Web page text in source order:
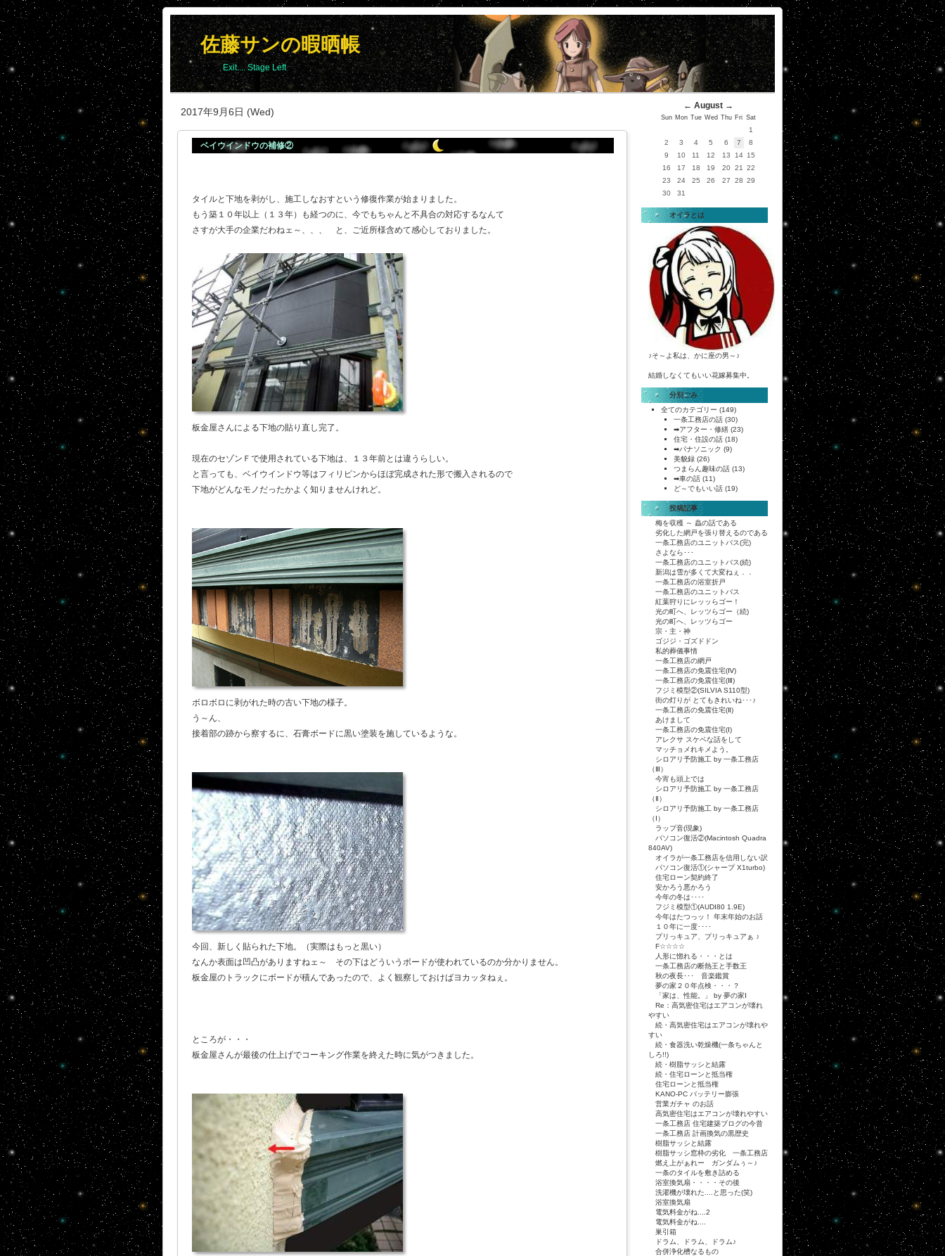
掲示
佐藤サンの暇晒帳
Exit.... Stage Left
2017年9月6日 (Wed)
ベイウインドウの補修②
タイルと下地を剥がし、施工しなおすという修復作業が始まりました。
もう築１０年以上（１３年）も経つのに、今でもちゃんと不具合の対応するなんて
さすが大手の企業だわねェ～、、、 と、ご近所様含めて感心しておりました。
板金屋さんによる下地の貼り直し完了。
現在のセゾンＦで使用されている下地は、１３年前とは違うらしい。
と言っても、ベイウインドウ等はフィリピンからほぼ完成された形で搬入されるので
下地がどんなモノだったかよく知りませんけれど。
ボロボロに剥がれた時の古い下地の様子。
う～ん、
接着部の跡から察するに、石膏ボードに黒い塗装を施しているような。
今回、新しく貼られた下地。（実際はもっと黒い）
なんか表面は凹凸がありますねェ～ その下はどういうボードが使われているのか分かりません。
板金屋のトラックにボードが積んであったので、よく観察しておけばヨカッタねぇ。
ところが・・・
板金屋さんが最後の仕上げでコーキング作業を終えた時に気がつきました。
← August→
Sun Mon Tue Wed Thu Fri Sat
1
2
3 4 5 6 7
8
9
10 11 12 13 14 15
16
17 18 19 20 21
22
23
24 25 26 27 28 29
30
31
オイラとは
♪そ～よ私は、かに座の男～♪
結婚しなくてもいい花嫁募集中。
分別ごみ
全てのカテゴリー (149)
一条工務店の話 (30)
➡アフター・修繕 (23)
住宅・住設の話 (18)
➡パナソニック (9)
美貌録 (26)
つまらん趣味の話 (13)
➡車の話 (11)
ど～でもいい話 (19)
投稿記事
梅を収穫 ～ 蟲の話である
劣化した網戸を張り替えるのである
一条工務店のユニットバス(完)
さよなら･･･
一条工務店のユニットバス(続)
新潟は雪が多くて大変ねぇ．．
一条工務店の浴室折戸
一条工務店のユニットバス
紅葉狩りにレッッらゴー！
光の町へ、レッツらゴー（続)
光の町へ、レッツらゴー
宗・主・神
ゴジジ・ゴズドドン
私的葬儀事情
一条工務店の網戸
一条工務店の免震住宅(Ⅳ)
一条工務店の免震住宅(Ⅲ)
フジミ模型②(SILVIA S110型)
街の灯りが とてもきれいね･･･♪
一条工務店の免震住宅(Ⅱ)
あけまして
一条工務店の免震住宅(Ⅰ)
アレクサ スケベな話をして
マッチョメれキメよう。
シロアリ予防施工 by 一条工務店
（Ⅲ）
今宵も頭上では
シロアリ予防施工 by 一条工務店
（Ⅱ）
シロアリ予防施工 by 一条工務店
（Ⅰ）
ラップ音(現象)
パソコン復活②(Macintosh Quadra
840AV)
オイラが一条工務店を信用しない訳
パソコン復活①(シャープ X1turbo)
住宅ローン契約終了
安かろう悪かろう
今年の冬は････
フジミ模型①(AUDI80 1.9E)
今年はたつっッ！ 年末年始のお話
１０年に一度････
プリっキュア、プリっキュアぁ ♪
F☆☆☆☆
人形に惚れる・・・とは
一条工務店の断熱王と手数王
秋の夜長･･･ 音楽鑑賞
夢の家２０年点検・・・？
「家は、性能。」 by 夢の家Ⅰ
Re：高気密住宅はエアコンが壊れ
やすい
続・高気密住宅はエアコンが壊れや
すい
続・食器洗い乾燥機(一条ちゃんと
しろ!!)
続・樹脂サッシと結露
続・住宅ローンと抵当権
住宅ローンと抵当権
KANO-PC バッテリー膨張
営業ガチャ のお話
高気密住宅はエアコンが壊れやすい
一条工務店 住宅建築ブログの今昔
一条工務店 計画換気の黒歴史
樹脂サッシと結露
樹脂サッシ窓枠の劣化 一条工務店
燃え上がぁれー ガンダムぅ～♪
一条のタイルを敷き詰める
浴室換気扇・・・・その後
洗濯機が壊れた....と思った(笑)
浴室換気扇
電気料金がね....2
電気料金がね....
巣引箱
ドラム、ドラム、ドラム♪
合併浄化槽なるもの